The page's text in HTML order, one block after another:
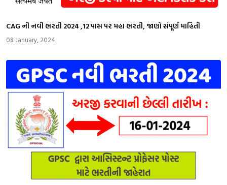
CAG ની નવી ભરતી 2024 ,12 પાસ પર મહા ભરતી, જાણો સંપૂર્ણ માહિતી
08 January, 2024